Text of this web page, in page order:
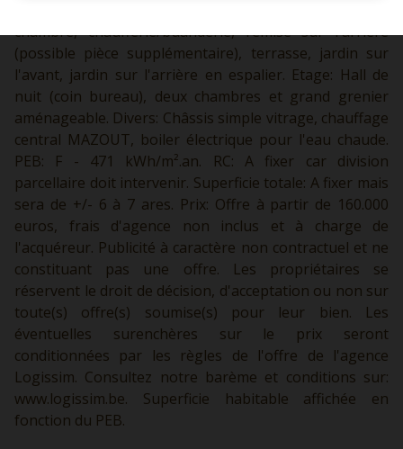
chambre, chaufferie/buanderie, remise sur l'arrière
(possible pièce supplémentaire), terrasse, jardin sur
l'avant, jardin sur l'arrière en espalier. Etage: Hall de
nuit (coin bureau), deux chambres et grand grenier
aménageable. Divers: Châssis simple vitrage, chauffage
central MAZOUT, boiler électrique pour l'eau chaude.
PEB: F - 471 kWh/m².an. RC: A fixer car division
parcellaire doit intervenir. Superficie totale: A fixer mais
sera de +/- 6 à 7 ares. Prix: Offre à partir de 160.000
euros, frais d'agence non inclus et à charge de
l'acquéreur. Publicité à caractère non contractuel et ne
constituant pas une offre. Les propriétaires se
réservent le droit de décision, d'acceptation ou non sur
toute(s) offre(s) soumise(s) pour leur bien. Les
éventuelles surenchères sur le prix seront
conditionnées par les règles de l'offre de l'agence
Logissim. Consultez notre barème et conditions sur:
www.logissim.be. Superficie habitable affichée en
fonction du PEB.